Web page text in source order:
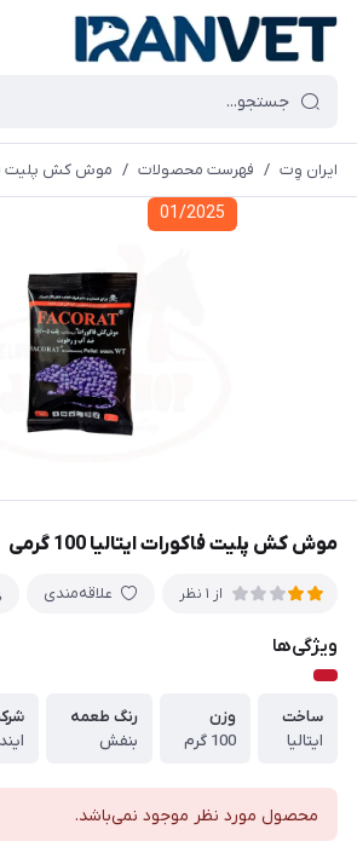
ایران وِت / فهرست محصولات / موش کش پلیت فاکورات
01/2025
موش کش پلیت فاکورات ایتالیا 100 گرمی
از 1 نظر علاقه‌مندی
ویژگی‌ها
ساخت
ایتالیا
وزن
100 گرم
رنگ طعمه
بنفش
محصول مورد نظر موجود نمی‌باشد.